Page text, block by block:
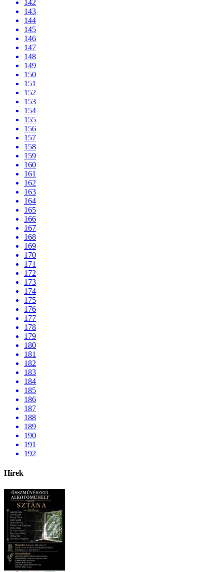
142
143
144
145
146
147
148
149
150
151
152
153
154
155
156
157
158
159
160
161
162
163
164
165
166
167
168
169
170
171
172
173
174
175
176
177
178
179
180
181
182
183
184
185
186
187
188
189
190
191
192
Hírek